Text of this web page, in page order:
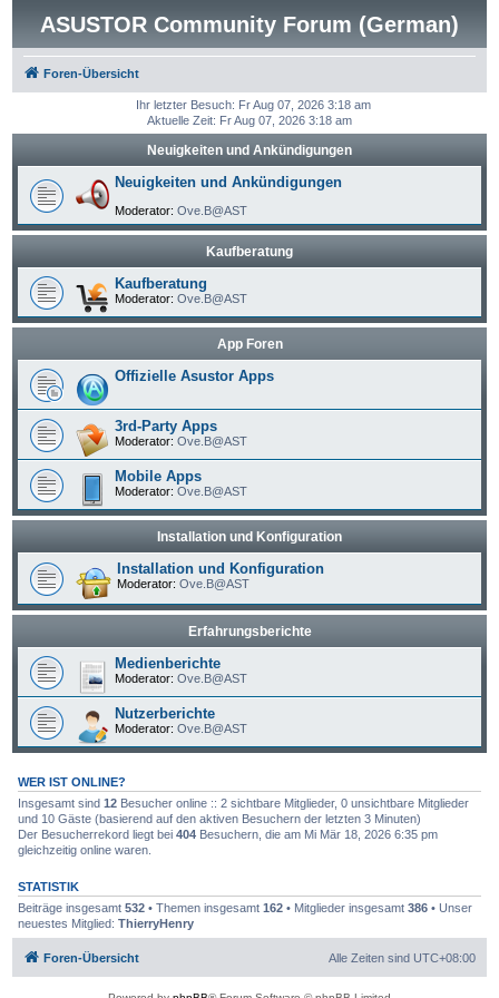
ASUSTOR Community Forum (German)
Foren-Übersicht
Ihr letzter Besuch: Fr Aug 07, 2026 3:18 am
Aktuelle Zeit: Fr Aug 07, 2026 3:18 am
Neuigkeiten und Ankündigungen
Neuigkeiten und Ankündigungen
Moderator: Ove.B@AST
Kaufberatung
Kaufberatung
Moderator: Ove.B@AST
App Foren
Offizielle Asustor Apps
3rd-Party Apps
Moderator: Ove.B@AST
Mobile Apps
Moderator: Ove.B@AST
Installation und Konfiguration
Installation und Konfiguration
Moderator: Ove.B@AST
Erfahrungsberichte
Medienberichte
Moderator: Ove.B@AST
Nutzerberichte
Moderator: Ove.B@AST
WER IST ONLINE?
Insgesamt sind 12Besucher online :: 2 sichtbare Mitglieder, 0 unsichtbare Mitglieder
und 10 Gäste (basierend auf den aktiven Besuchern der letzten 3 Minuten)
Der Besucherrekord liegt bei 404Besuchern, die am Mi Mär 18, 2026 6:35 pm
gleichzeitig online waren.
STATISTIK
Beiträge insgesamt 532• Themen insgesamt 162• Mitglieder insgesamt 386• Unser
neuestes Mitglied: ThierryHenry
Foren-Übersicht Alle Zeiten sind UTC+08:00